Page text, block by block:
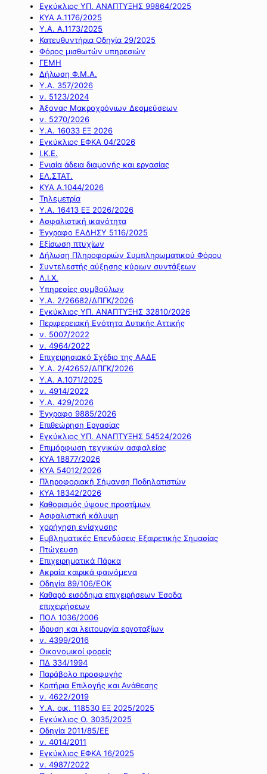
Εγκύκλιος ΥΠ. ΑΝΑΠΤΥΞΗΣ 99864/2025
ΚΥΑ Α.1176/2025
Υ.Α. Α.1173/2025
Κατευθυντήρια Οδηγία 29/2025
Φόρος μισθωτών υπηρεσιών
ΓΕΜΗ
Δήλωση Φ.Μ.Α.
Υ.Α. 357/2026
ν. 5123/2024
Άξονας Μακροχρόνιων Δεσμεύσεων
ν. 5270/2026
Υ.Α. 16033 ΕΞ 2026
Εγκύκλιος ΕΦΚΑ 04/2026
Ι.Κ.Ε.
Ενιαία άδεια διαμονής και εργασίας
ΕΛ.ΣΤΑΤ.
ΚΥΑ Α.1044/2026
Τηλεμετρία
Υ.Α. 16413 ΕΞ 2026/2026
Ασφαλιστική ικανότητα
Έγγραφο ΕΑΔΗΣΥ 5116/2025
Εξίσωση πτυχίων
Δήλωση Πληροφοριών Συμπληρωματικού Φόρου
Συντελεστής αύξησης κύριων συντάξεων
Λ.Ι.Χ.
Υπηρεσίες συμβούλων
Υ.Α. 2/26682/ΔΠΓΚ/2026
Εγκύκλιος ΥΠ. ΑΝΑΠΤΥΞΗΣ 32810/2026
Περιφερειακή Ενότητα Δυτικής Αττικής
ν. 5007/2022
ν. 4964/2022
Επιχειρησιακό Σχέδιο της ΑΑΔΕ
Υ.Α. 2/42652/ΔΠΓΚ/2026
Υ.Α. Α.1071/2025
ν. 4914/2022
Υ.Α. 429/2026
Έγγραφο 9885/2026
Επιθεώρηση Εργασίας
Εγκύκλιος ΥΠ. ΑΝΑΠΤΥΞΗΣ 54524/2026
Επιμόρφωση τεχνικών ασφαλείας
ΚΥΑ 18877/2026
ΚΥΑ 54012/2026
Πληροφοριακή Σήμανση Ποδηλατιστών
ΚΥΑ 18342/2026
Καθορισμός ύψους προστίμων
Ασφαλιστική κάλυψη
χορήγηση ενίσχυσης
Εμβληματικές Επενδύσεις Εξαιρετικής Σημασίας
Πτώχευση
Επιχειρηματικά Πάρκα
Ακραία καιρικά φαινόμενα
Οδηγία 89/106/ΕΟΚ
Καθαρό εισόδημα επιχειρήσεων Έσοδα
επιχειρήσεων
ΠΟΛ 1036/2006
Ιδρυση και λειτουργία εργοταξίων
ν. 4399/2016
Οικονομικοί φορείς
ΠΔ 334/1994
Παράβολο προσφυγής
Κριτήρια Επιλογής και Ανάθεσης
ν. 4622/2019
Υ.Α. οικ. 118530 ΕΞ 2025/2025
Εγκύκλιος Ο. 3035/2025
Οδηγία 2011/85/ΕΕ
ν. 4014/2011
Εγκύκλιος ΕΦΚΑ 16/2025
ν. 4987/2022